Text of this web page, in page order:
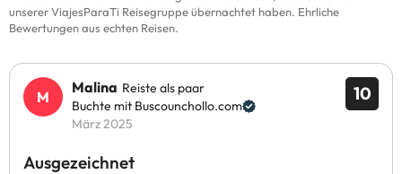
unserer ViajesParaTi Reisegruppe übernachtet haben. Ehrliche
Bewertungen aus echten Reisen.
10
Malina Reiste als paar
Buchte mit Buscounchollo.com
März 2025
Ausgezeichnet